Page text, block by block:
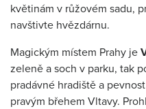
květinám v růžovém sadu,
navštivte hvězdárnu.
Magickým místem Prahy je
zeleně a soch v parku, tak
pradávné hradiště a
pravým břehem Vltavy.